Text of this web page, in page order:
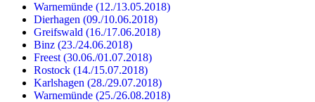
Warnemünde (12./13.05.2018)
Dierhagen (09./10.06.2018)
Greifswald (16./17.06.2018)
Binz (23./24.06.2018)
Freest (30.06./01.07.2018)
Rostock (14./15.07.2018)
Karlshagen (28./29.07.2018)
Warnemünde (25./26.08.2018)